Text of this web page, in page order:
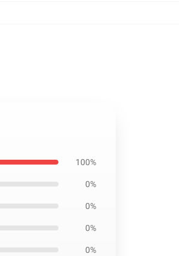
100%
0%
0%
0%
0%